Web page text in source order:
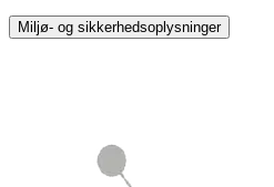
Miljø- og sikkerhedsoplysninger